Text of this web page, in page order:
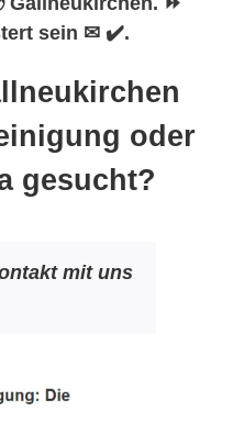
sein ✉ ✔️.
oder
gesucht?
mit uns